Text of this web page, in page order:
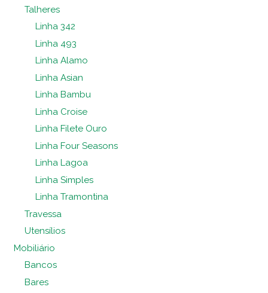
Talheres
Linha 342
Linha 493
Linha Alamo
Linha Asian
Linha Bambu
Linha Croise
Linha Filete Ouro
Linha Four Seasons
Linha Lagoa
Linha Simples
Linha Tramontina
Travessa
Utensílios
Mobiliário
Bancos
Bares